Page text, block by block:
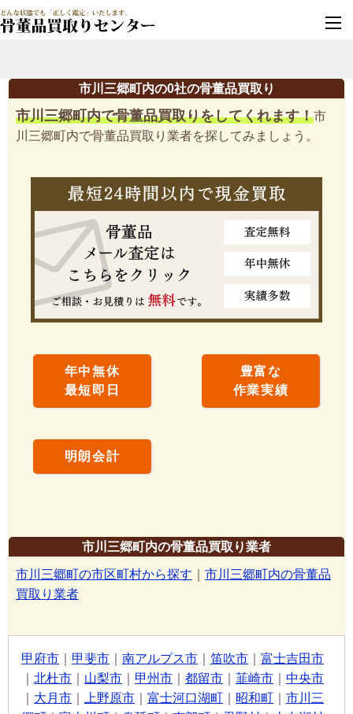
市川三郷町内の0社の骨董品買取り
市川三郷町内で骨董品買取りをしてくれます！市
川三郷町内で骨董品買取り業者を探してみましょう。
年中無休
最短即日
豊富な
作業実績
明朗会計
市川三郷町内の骨董品買取り業者
市川三郷町の市区町村から探す
市川三郷町内の骨董品
買取り業者
甲府市 甲斐市 南アルプス市 笛吹市
富士吉田市
北杜市 山梨市 甲州市 都留市 韮崎市
中央市
大月市 上野原市 富士河口湖町 昭和町
市川三